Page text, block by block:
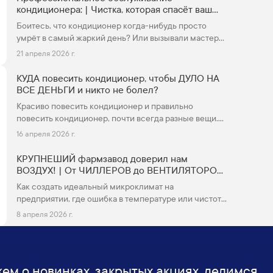
кондиционера: | Чистка, которая спасёт ваш
кошелёк
Боитесь, что кондиционер когда-нибудь просто
умрёт в самый жаркий день? Или вызывали мастера,
а он только фильтры пропылесосил и ушёл?
21 апреля 2026 г.
КУДА повесить кондиционер, чтобы ДУЛО НА
ВСЕ ДЕНЬГИ и никто не болел?
Красиво повесить кондиционер и правильно
повесить кондиционер, почти всегда разные вещи.
Часто после покупки кондиционера вы задаетесь
16 апреля 2026 г.
КРУПНЕШИЙ фармзавод доверил нам
ВОЗДУХ! | От ЧИЛЛЕРОВ до ВЕНТИЛЯТОРОВ
дымоудоления.
Как создать идеальный микроклимат на
предприятии, где ошибка в температуре или чистоте
воздуха может стоить миллионов? Мы показываем
8 апреля 2026 г.